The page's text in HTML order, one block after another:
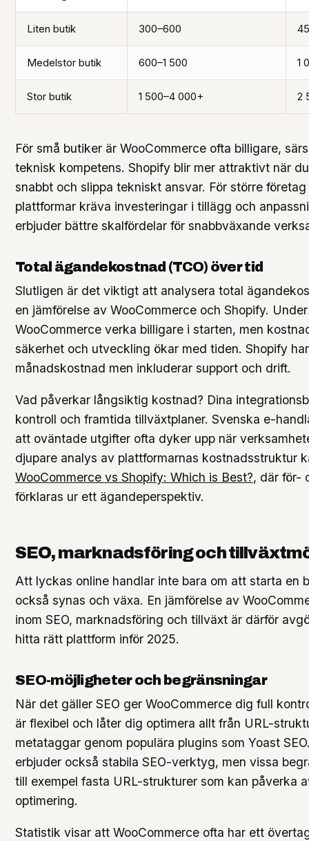
Liten butik 300–600
Medelstor butik 600–1 500 1
Stor butik 1 500–4 000+ 2
För små butiker är WooCommerce ofta billigare,
teknisk kompetens. Shopify blir mer attraktivt när
snabbt och slippa tekniskt ansvar. För större
plattformar kräva investeringar i tillägg och
erbjuder bättre skalfördelar för snabbväxande
Total ägandekostnad (TCO) över tid
Slutligen är det viktigt att analysera total
en jämförelse av WooCommerce och Shopify.
WooCommerce verka billigare i starten, men
säkerhet och utveckling ökar med tiden. Shopify
månadskostnad men inkluderar support och drift.
Vad påverkar långsiktig kostnad? Dina
kontroll och framtida tillväxtplaner. Svenska e-
att oväntade utgifter ofta dyker upp när
djupare analys av plattformarnas kostnadsstruktur
WooCommerce vs Shopify: Which is Best?, där för-
förklaras ur ett ägandeperspektiv.
SEO, marknadsföring och
Att lyckas online handlar inte bara om att starta en
också synas och växa. En jämförelse av
inom SEO, marknadsföring och tillväxt är därför
hitta rätt plattform inför 2025.
SEO-möjligheter och begränsningar
När det gäller SEO ger WooCommerce dig full
är flexibel och låter dig optimera allt från URL-
metataggar genom populära plugins som Yoast
erbjuder också stabila SEO-verktyg, men vissa
till exempel fasta URL-strukturer som kan påverka
optimering.
Statistik visar att WooCommerce ofta har ett